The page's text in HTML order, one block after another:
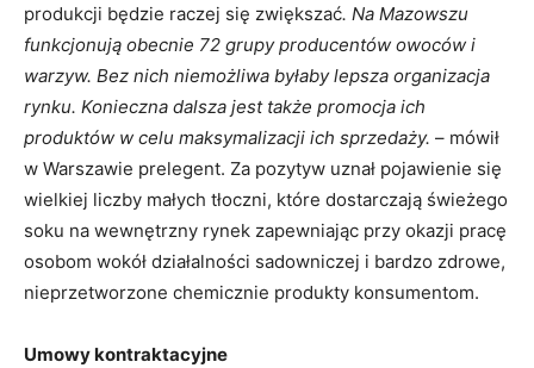
produkcji będzie raczej się zwiększać. Na Mazowszu
funkcjonują obecnie 72 grupy producentów owoców i
warzyw. Bez nich niemożliwa byłaby lepsza organizacja
rynku. Konieczna dalsza jest także promocja ich
produktów w celu maksymalizacji ich sprzedaży. – mówił
w Warszawie prelegent. Za pozytyw uznał pojawienie się
wielkiej liczby małych tłoczni, które dostarczają świeżego
soku na wewnętrzny rynek zapewniając przy okazji pracę
osobom wokół działalności sadowniczej i bardzo zdrowe,
nieprzetworzone chemicznie produkty konsumentom.
Umowy kontraktacyjne